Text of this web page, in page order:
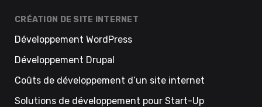
CRÉATION DE SITE INTERNET
Développement WordPress
Développement Drupal
Coûts de développement d’un site internet
Solutions de développement pour Start-Up